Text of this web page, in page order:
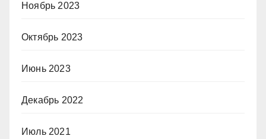
Ноябрь 2023
Октябрь 2023
Июнь 2023
Декабрь 2022
Июль 2021